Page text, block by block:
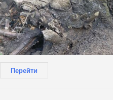
Перейти